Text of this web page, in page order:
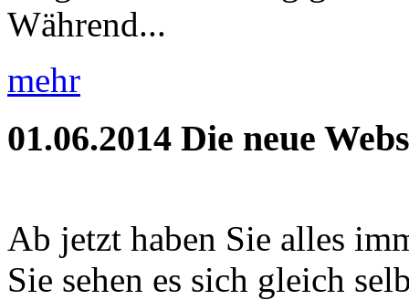
Während...
mehr
01.06.2014 Die neue
Ab jetzt haben Sie alles
Sie sehen es sich gleich